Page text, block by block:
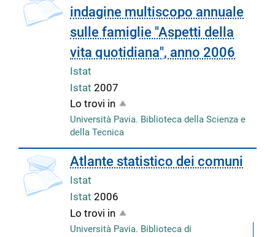
indagine multiscopo annuale
sulle famiglie "Aspetti della
vita quotidiana", anno 2006
Istat
Istat2007
Lo trovi in
Università Pavia. Biblioteca della Scienza e
della Tecnica
Atlante statistico dei comuni
Istat
Istat2006
Lo trovi in
Università Pavia. Biblioteca di